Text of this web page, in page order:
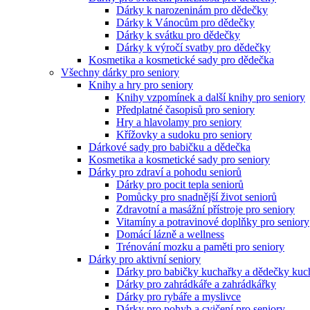
Dárky k narozeninám pro dědečky
Dárky k Vánocům pro dědečky
Dárky k svátku pro dědečky
Dárky k výročí svatby pro dědečky
Kosmetika a kosmetické sady pro dědečka
Všechny dárky pro seniory
Knihy a hry pro seniory
Knihy vzpomínek a další knihy pro seniory
Předplatné časopisů pro seniory
Hry a hlavolamy pro seniory
Křížovky a sudoku pro seniory
Dárkové sady pro babičku a dědečka
Kosmetika a kosmetické sady pro seniory
Dárky pro zdraví a pohodu seniorů
Dárky pro pocit tepla seniorů
Pomůcky pro snadnější život seniorů
Zdravotní a masážní přístroje pro seniory
Vitamíny a potravinové doplňky pro seniory
Domácí lázně a wellness
Trénování mozku a paměti pro seniory
Dárky pro aktivní seniory
Dárky pro babičky kuchařky a dědečky
Dárky pro zahrádkáře a zahrádkářky
Dárky pro rybáře a myslivce